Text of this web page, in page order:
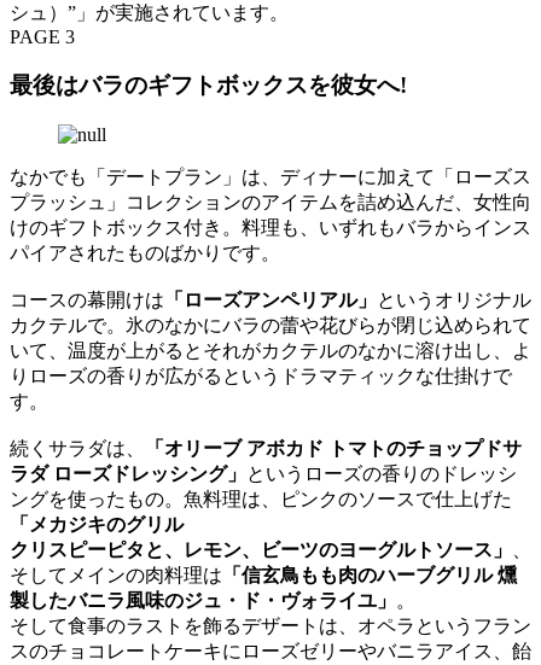
シュ）”」が実施されています。
PAGE 3
最後はバラのギフトボックスを彼女へ!
なかでも「デートプラン」は、ディナーに加えて「ローズス
プラッシュ」コレクションのアイテムを詰め込んだ、女性向
けのギフトボックス付き。料理も、いずれもバラからインス
パイアされたものばかりです。
コースの幕開けは 「ローズアンペリアル」 というオリジナル
カクテルで。氷のなかにバラの蕾や花びらが閉じ込められて
いて、温度が上がるとそれがカクテルのなかに溶け出し、よ
りローズの香りが広がるというドラマティックな仕掛けで
す。
続くサラダは、
「オリーブ アボカド トマトのチョップドサ
ラダ ローズドレッシング」 というローズの香りのドレッシ
ングを使ったもの。魚料理は、ピンクのソースで仕上げた
「メカジキのグリル
クリスピーピタと、レモン、ビーツのヨーグルトソース」
そしてメインの肉料理は 「信玄鳥もも肉のハーブグリル 燻
製したバニラ風味のジュ・ド・ヴォライユ」 。
そして食事のラストを飾るデザートは、オペラというフラン
スのチョコレートケーキにローズゼリーやバニラアイス、飴